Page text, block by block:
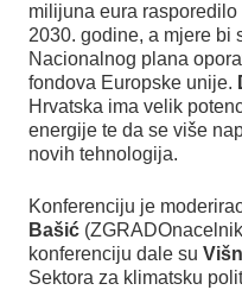
milijuna eura
2030. godine, a mjere bi
Nacionalnog plana
fondova Europske unije.
Hrvatska ima velik
energije te da se više
novih tehnologija.
Konferenciju je
Bašić
konferenciju dale su
Sektora za klimatsku